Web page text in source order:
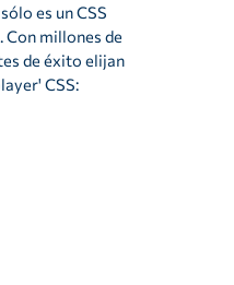
es un CSS
Con millones de
de éxito elijan
CSS: